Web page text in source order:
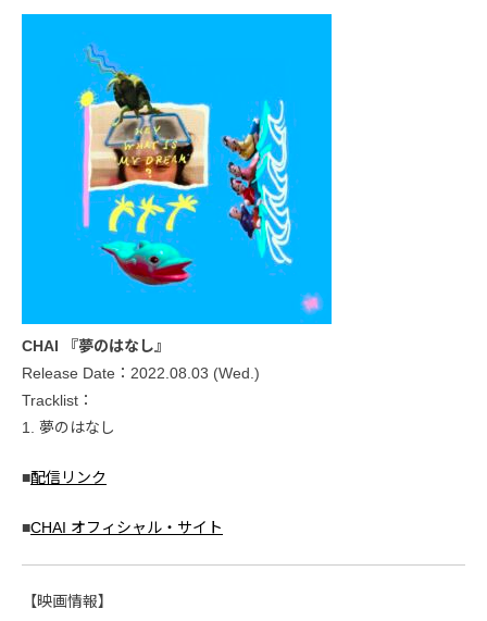
CHAI 『夢のはなし』
Release Date：2022.08.03 (Wed.)
Tracklist：
1. 夢のはなし
■配信リンク
■CHAI オフィシャル・サイト
【映画情報】